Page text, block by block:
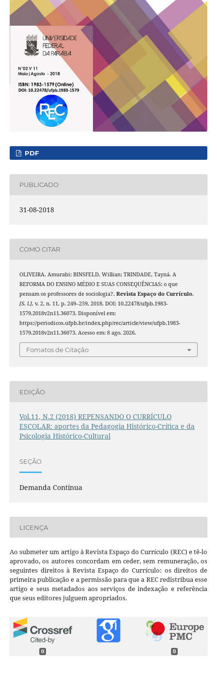
PDF
PUBLICADO
31-08-2018
COMO CITAR
OLIVEIRA, Amurabi; BINSFELD, Willian; TRINDADE, Tayná. A
REFORMA DO ENSINO MÉDIO E SUAS CONSEQUÊNCIAS: o que
pensam os professores de sociologia?. Revista Espaço do Currículo,
[S. l.], v. 2, n. 11, p. 249–259, 2018. DOI: 10.22478/ufpb.1983-
1579.2018v2n11.36073. Disponível em:
https://periodicos.ufpb.br/index.php/rec/article/view/ufpb.1983-
1579.2018v2n11.36073. Acesso em: 8 ago. 2026.
Fomatos de Citação
EDIÇÃO
Vol.11, N.2 (2018) REPENSANDO O CURRÍCULO
ESCOLAR: aportes da Pedagogia Histórico-Crítica e da
Psicologia Histórico-Cultural
SEÇÃO
Demanda Contínua
LICENÇA
Ao submeter um artigo à Revista Espaço do Currículo (REC) e tê-lo
aprovado, os autores concordam em ceder, sem remuneração, os
seguintes direitos à Revista Espaço do Currículo: os direitos de
primeira publicação e a permissão para que a REC redistribua esse
artigo e seus metadados aos serviços de indexação e referência
que seus editores julguem apropriados.
0 0